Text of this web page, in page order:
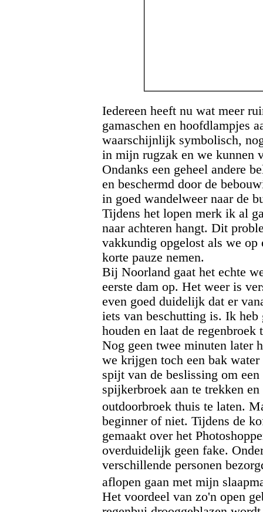
Iedereen heeft nu wat meer
gamaschen en hoofdlampjes
waarschijnlijk symbolisch,
in mijn rugzak en we kunnen
Ondanks een geheel andere
en beschermd door de
in goed wandelweer naar de
Tijdens het lopen merk ik al
naar achteren hangt. Dit
vakkundig opgelost als we op
korte pauze nemen.
Bij Noorland gaat het echte
eerste dam op. Het weer is
even goed duidelijk dat er
iets van beschutting is. Ik heb
houden en laat de
Nog geen twee minuten later
we krijgen toch een bak
spijt van de beslissing om
spijkerbroek aan te trekken
outdoorbroek thuis te laten.
beginner of niet. Tijdens de
gemaakt over het
overduidelijk geen fake.
verschillende personen
aflopen gaan met mijn
Het voordeel van zo'n open